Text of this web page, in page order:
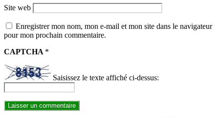
Site web
Enregistrer mon nom, mon e-mail et mon site dans le navigateur
pour mon prochain commentaire.
CAPTCHA *
Saisissez le texte affiché ci-dessus: